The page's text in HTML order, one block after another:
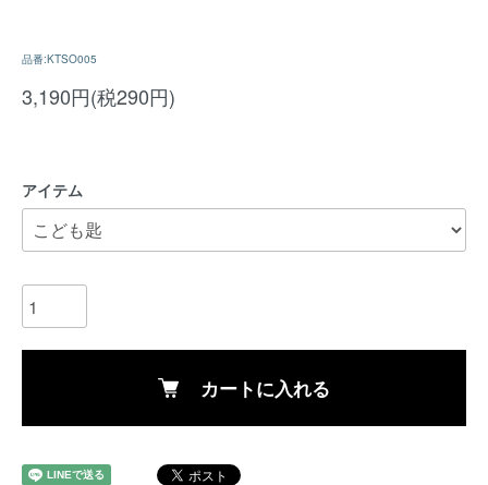
品番:KTSO005
3,190円(税290円)
アイテム
カートに入れる